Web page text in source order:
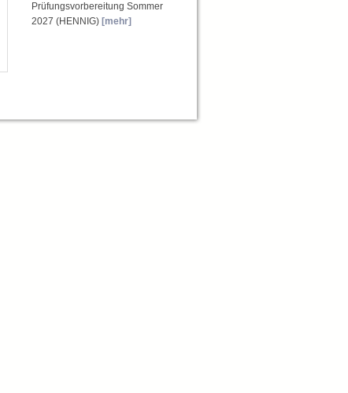
Prüfungsvorbereitung Sommer
2027 (HENNIG) [mehr]